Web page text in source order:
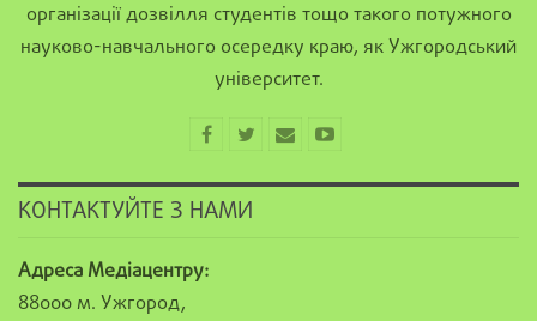
організації дозвілля студентів тощо такого потужного
науково-навчального осередку краю, як Ужгородський
університет.
КОНТАКТУЙТЕ З НАМИ
Адреса Медіацентру:
88000 м. Ужгород,